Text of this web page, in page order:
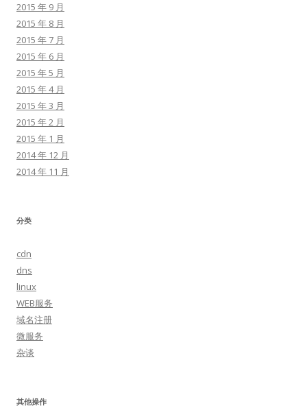
2015 年 9 月
2015 年 8 月
2015 年 7 月
2015 年 6 月
2015 年 5 月
2015 年 4 月
2015 年 3 月
2015 年 2 月
2015 年 1 月
2014 年 12 月
2014 年 11 月
分类
cdn
dns
linux
WEB服务
域名注册
微服务
杂谈
其他操作